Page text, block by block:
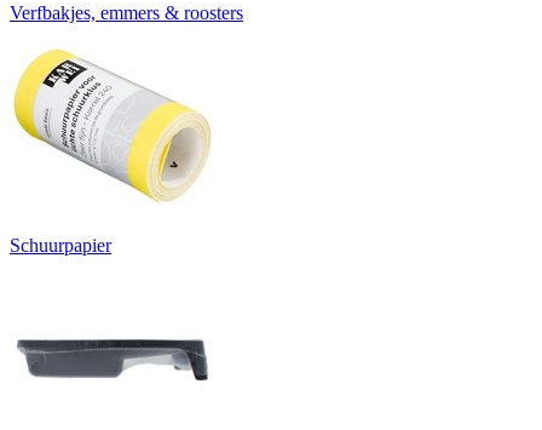
Verfbakjes, emmers & roosters
Schuurpapier